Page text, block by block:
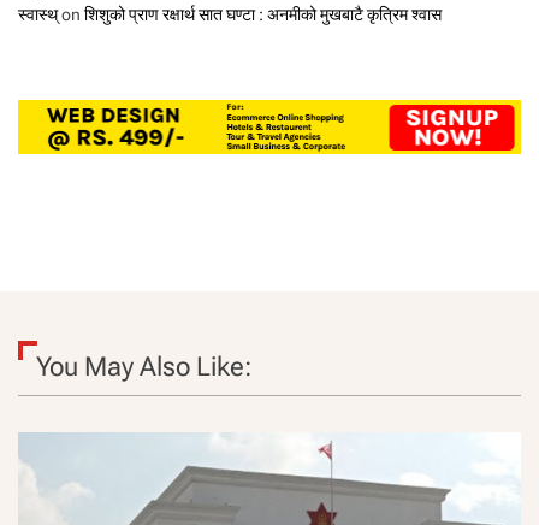
स्वास्थ्on शिशुको प्राण रक्षार्थ सात घण्टा : अनमीको मुखबाटै कृत्रिम श्वास
You May Also Like: